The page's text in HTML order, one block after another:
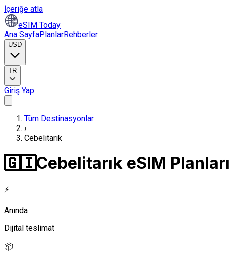
İçeriğe atla
eSIM Today
Ana SayfaPlanlarRehberler
USD
TR
Giriş Yap
Tüm Destinasyonlar
›
Cebelitarık
🇬🇮Cebelitarık eSIM Planları
⚡
Anında
Dijital teslimat
📦